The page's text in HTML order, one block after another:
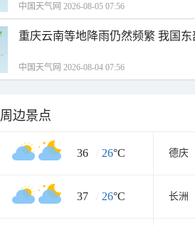
中国天气网 2026-08-05 07:56
重庆云南等地降雨仍然频繁 我国
中国天气网 2026-08-04 07:56
周边景点
36 / 26°C 德庆
37 / 26°C 长洲